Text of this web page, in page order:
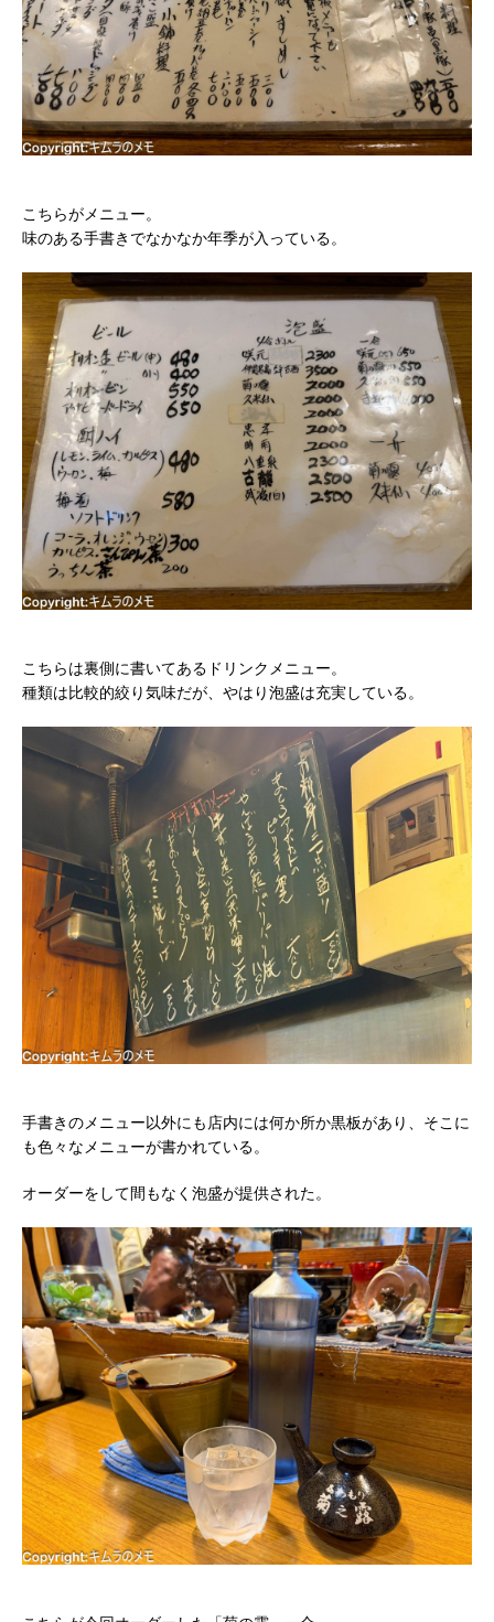
こちらがメニュー。
味のある手書きでなかなか年季が入っている。
こちらは裏側に書いてあるドリンクメニュー。
種類は比較的絞り気味だが、やはり泡盛は充実している。
手書きのメニュー以外にも店内には何か所か黒板があり、そこに
も色々なメニューが書かれている。
オーダーをして間もなく泡盛が提供された。